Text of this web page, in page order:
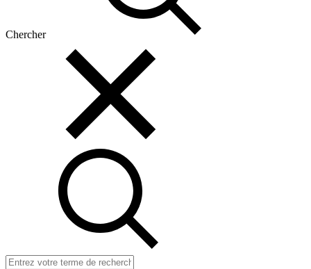
Chercher